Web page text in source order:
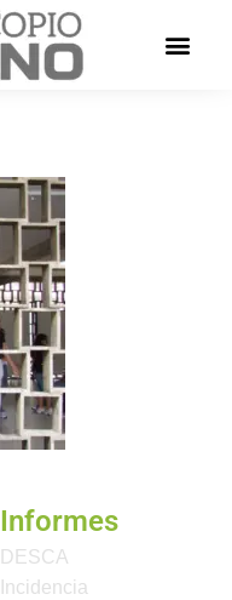
Informes
DESCA
Incidencia